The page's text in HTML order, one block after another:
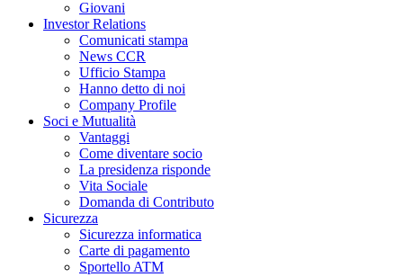
Giovani
Investor Relations
Comunicati stampa
News CCR
Ufficio Stampa
Hanno detto di noi
Company Profile
Soci e Mutualità
Vantaggi
Come diventare socio
La presidenza risponde
Vita Sociale
Domanda di Contributo
Sicurezza
Sicurezza informatica
Carte di pagamento
Sportello ATM